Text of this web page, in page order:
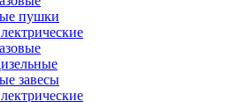
пушки
завесы